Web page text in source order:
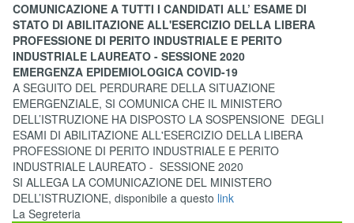
COMUNICAZIONE A TUTTI I CANDIDATI ALL’ ESAME DI
STATO DI ABILITAZIONE ALL'ESERCIZIO DELLA LIBERA
PROFESSIONE DI PERITO INDUSTRIALE E PERITO
INDUSTRIALE LAUREATO - SESSIONE 2020
EMERGENZA EPIDEMIOLOGICA COVID-19
A SEGUITO DEL PERDURARE DELLA SITUAZIONE
EMERGENZIALE, SI COMUNICA CHE IL MINISTERO
DELL’ISTRUZIONE HA DISPOSTO LA SOSPENSIONE DEGLI
ESAMI DI ABILITAZIONE ALL'ESERCIZIO DELLA LIBERA
PROFESSIONE DI PERITO INDUSTRIALE E PERITO
INDUSTRIALE LAUREATO - SESSIONE 2020
SI ALLEGA LA COMUNICAZIONE DEL MINISTERO
DELL’ISTRUZIONE, disponibile a questo link
La Segreteria